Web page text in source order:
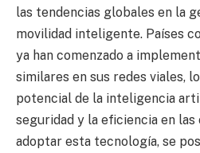
las tendencias globales en la
movilidad inteligente. Países
ya han comenzado a
similares en sus redes viales,
potencial de la inteligencia
seguridad y la eficiencia en las
adoptar esta tecnología, se